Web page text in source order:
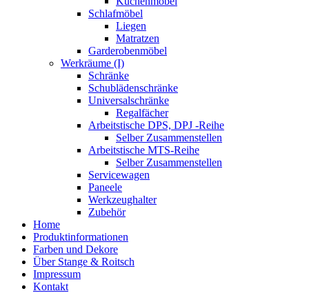
Schlafmöbel
Liegen
Matratzen
Garderobenmöbel
Werkräume (I)
Schränke
Schublädenschränke
Universalschränke
Regalfächer
Arbeitstische DPS, DPJ -Reihe
Selber Zusammenstellen
Arbeitstische MTS-Reihe
Selber Zusammenstellen
Servicewagen
Paneele
Werkzeughalter
Zubehör
Home
Produktinformationen
Farben und Dekore
Über Stange & Roitsch
Impressum
Kontakt